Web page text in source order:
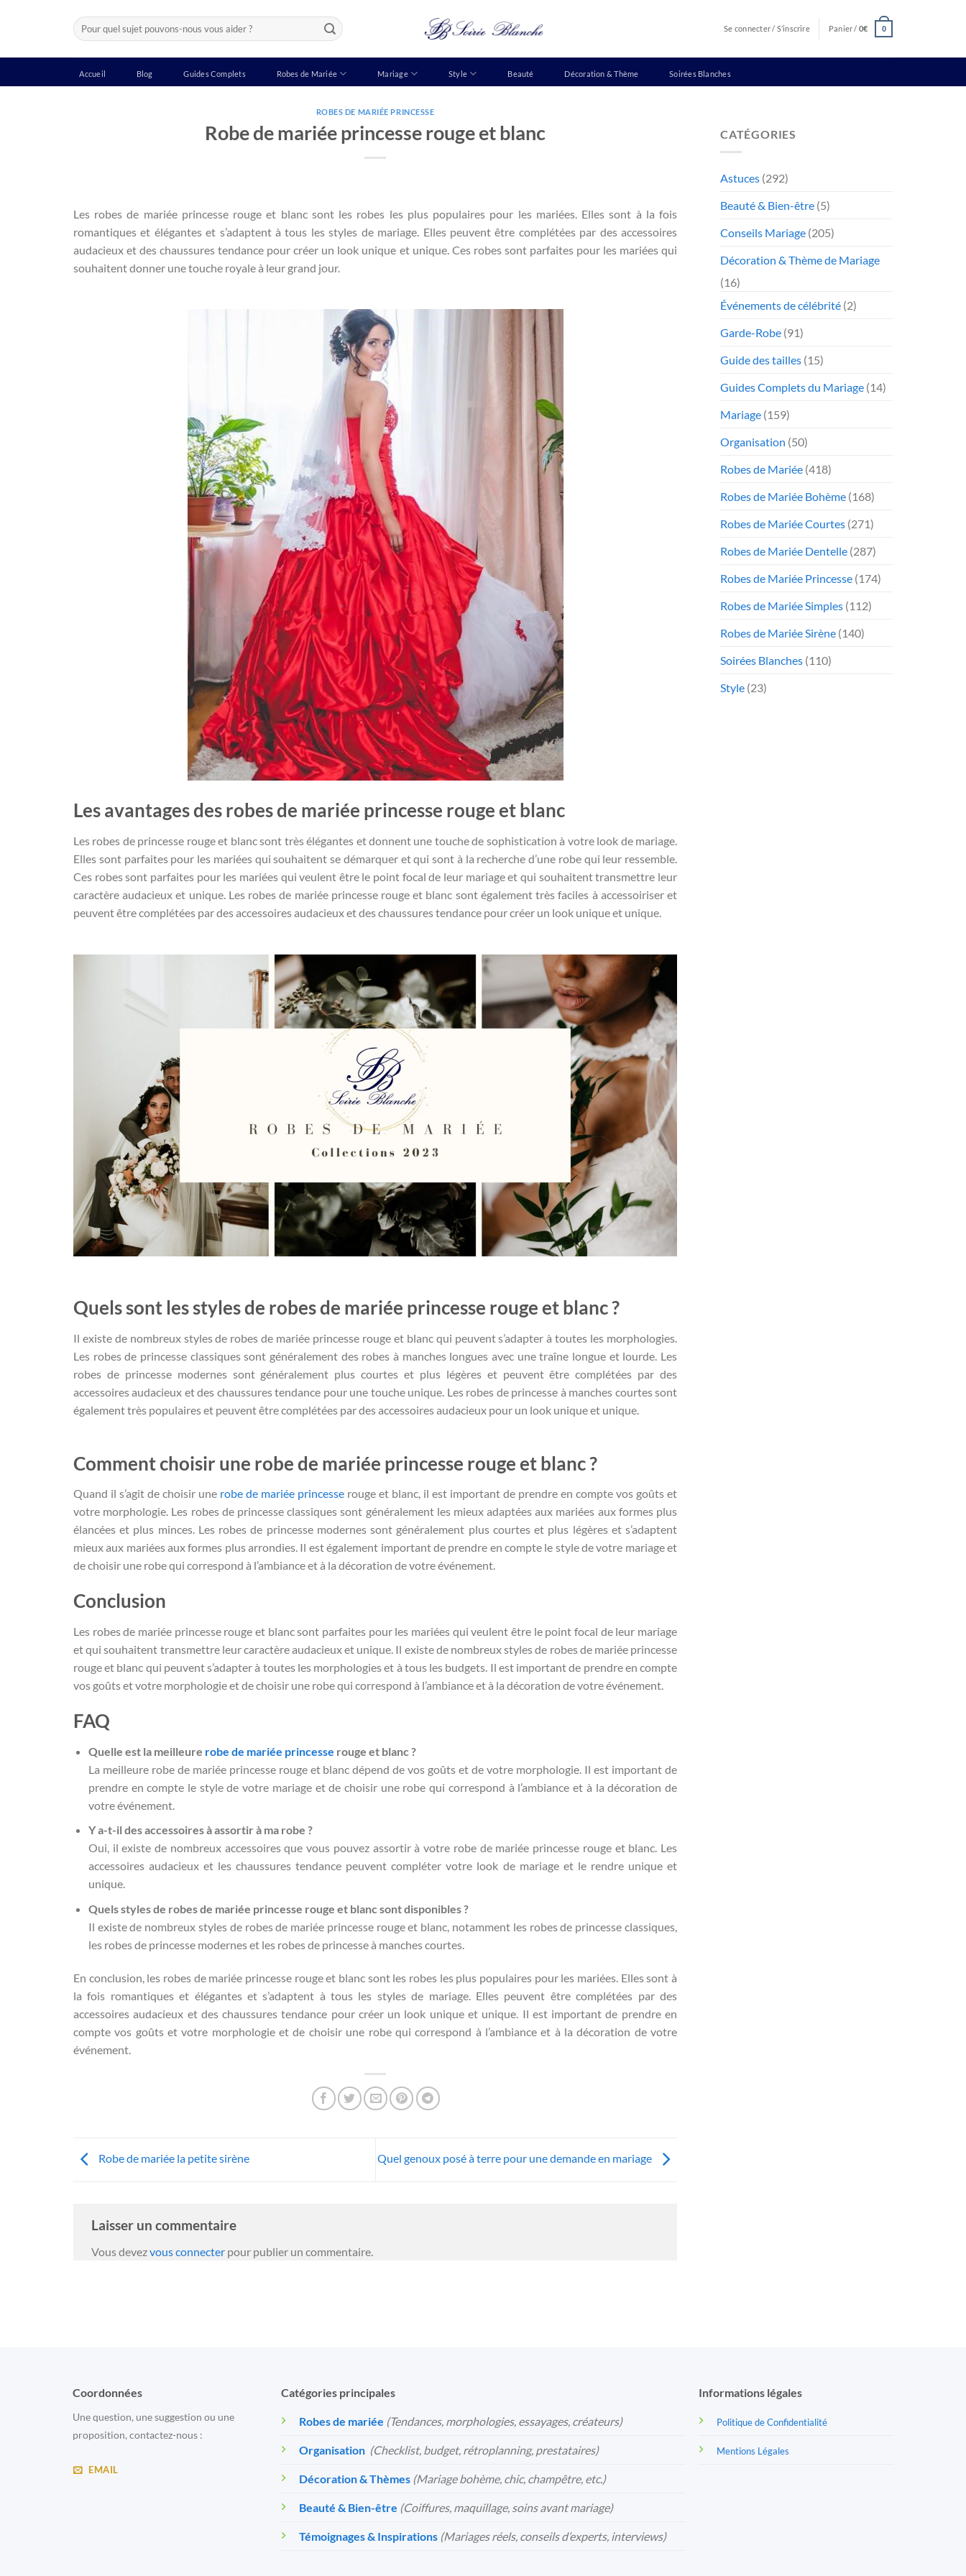
Recherche
pour :
Se connecter / S’inscrire Panier / 0€ 0
Accueil Blog Guides Complets Robes de Mariée Mariage Style Beauté Décoration & Thème Soirées Blanches
ROBES DE MARIÉE PRINCESSE
Robe de mariée princesse rouge et blanc
Les robes de mariée princesse rouge et blanc sont les robes les plus populaires pour les mariées. Elles sont à la fois
romantiques et élégantes et s’adaptent à tous les styles de mariage. Elles peuvent être complétées par des accessoires
audacieux et des chaussures tendance pour créer un look unique et unique. Ces robes sont parfaites pour les mariées qui
souhaitent donner une touche royale à leur grand jour.
Les avantages des robes de mariée princesse rouge et blanc
Les robes de princesse rouge et blanc sont très élégantes et donnent une touche de sophistication à votre look de mariage.
Elles sont parfaites pour les mariées qui souhaitent se démarquer et qui sont à la recherche d’une robe qui leur ressemble.
Ces robes sont parfaites pour les mariées qui veulent être le point focal de leur mariage et qui souhaitent transmettre leur
caractère audacieux et unique. Les robes de mariée princesse rouge et blanc sont également très faciles à accessoiriser et
peuvent être complétées par des accessoires audacieux et des chaussures tendance pour créer un look unique et unique.
Quels sont les styles de robes de mariée princesse rouge et blanc ?
Il existe de nombreux styles de robes de mariée princesse rouge et blanc qui peuvent s’adapter à toutes les morphologies.
Les robes de princesse classiques sont généralement des robes à manches longues avec une traîne longue et lourde. Les
robes de princesse modernes sont généralement plus courtes et plus légères et peuvent être complétées par des
accessoires audacieux et des chaussures tendance pour une touche unique. Les robes de princesse à manches courtes sont
également très populaires et peuvent être complétées par des accessoires audacieux pour un look unique et unique.
Comment choisir une robe de mariée princesse rouge et blanc ?
Quand il s’agit de choisir une robe de mariée princesse rouge et blanc, il est important de prendre en compte vos goûts et
votre morphologie. Les robes de princesse classiques sont généralement les mieux adaptées aux mariées aux formes plus
élancées et plus minces. Les robes de princesse modernes sont généralement plus courtes et plus légères et s’adaptent
mieux aux mariées aux formes plus arrondies. Il est également important de prendre en compte le style de votre mariage et
de choisir une robe qui correspond à l’ambiance et à la décoration de votre événement.
Conclusion
Les robes de mariée princesse rouge et blanc sont parfaites pour les mariées qui veulent être le point focal de leur mariage
et qui souhaitent transmettre leur caractère audacieux et unique. Il existe de nombreux styles de robes de mariée princesse
rouge et blanc qui peuvent s’adapter à toutes les morphologies et à tous les budgets. Il est important de prendre en compte
vos goûts et votre morphologie et de choisir une robe qui correspond à l’ambiance et à la décoration de votre événement.
FAQ
Quelle est la meilleure robe de mariée princesse rouge et blanc ?
La meilleure robe de mariée princesse rouge et blanc dépend de vos goûts et de votre morphologie. Il est important de
prendre en compte le style de votre mariage et de choisir une robe qui correspond à l’ambiance et à la décoration de
votre événement.
Y a-t-il des accessoires à assortir à ma robe ?
Oui, il existe de nombreux accessoires que vous pouvez assortir à votre robe de mariée princesse rouge et blanc. Les
accessoires audacieux et les chaussures tendance peuvent compléter votre look de mariage et le rendre unique et
unique.
Quels styles de robes de mariée princesse rouge et blanc sont disponibles ?
Il existe de nombreux styles de robes de mariée princesse rouge et blanc, notamment les robes de princesse classiques,
les robes de princesse modernes et les robes de princesse à manches courtes.
En conclusion, les robes de mariée princesse rouge et blanc sont les robes les plus populaires pour les mariées. Elles sont à
la fois romantiques et élégantes et s’adaptent à tous les styles de mariage. Elles peuvent être complétées par des
accessoires audacieux et des chaussures tendance pour créer un look unique et unique. Il est important de prendre en
compte vos goûts et votre morphologie et de choisir une robe qui correspond à l’ambiance et à la décoration de votre
événement.
Robe de mariée la petite sirène Quel genoux posé à terre pour une demande en mariage
Laisser un commentaire
Vous devezvous connecter pour publier un commentaire.
CATÉGORIES
Astuces (292)
Beauté & Bien-être (5)
Conseils Mariage (205)
Décoration & Thème de Mariage
(16)
Événements de célébrité (2)
Garde-Robe (91)
Guide des tailles (15)
Guides Complets du Mariage (14)
Mariage (159)
Organisation (50)
Robes de Mariée (418)
Robes de Mariée Bohème (168)
Robes de Mariée Courtes (271)
Robes de Mariée Dentelle (287)
Robes de Mariée Princesse (174)
Robes de Mariée Simples (112)
Robes de Mariée Sirène (140)
Soirées Blanches (110)
Style (23)
Coordonnées
Une question, une suggestion ou une
proposition, contactez-nous :
EMAIL
Catégories principales
Robes de mariée (Tendances, morphologies, essayages, créateurs)
Organisation (Checklist, budget, rétroplanning, prestataires)
Décoration & Thèmes (Mariage bohème, chic, champêtre, etc.)
Beauté & Bien-être (Coiffures, maquillage, soins avant mariage)
Témoignages & Inspirations (Mariages réels, conseils d’experts, interviews)
Informations légales
Politique de Confidentialité
Mentions Légales